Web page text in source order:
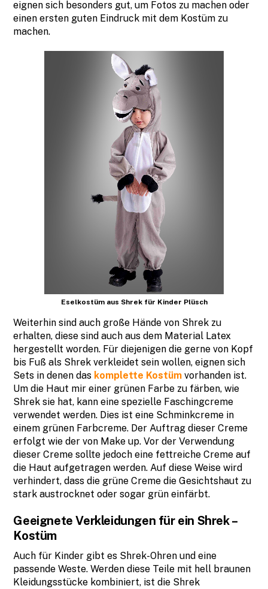
eignen sich besonders gut, um Fotos zu machen oder
einen ersten guten Eindruck mit dem Kostüm zu
machen.
Eselkostüm aus Shrek für Kinder Plüsch
Weiterhin sind auch große Hände von Shrek zu
erhalten, diese sind auch aus dem Material Latex
hergestellt worden. Für diejenigen die gerne von Kopf
bis Fuß als Shrek verkleidet sein wollen, eignen sich
Sets in denen das komplette Kostüm vorhanden ist.
Um die Haut mir einer grünen Farbe zu färben, wie
Shrek sie hat, kann eine spezielle Faschingcreme
verwendet werden. Dies ist eine Schminkcreme in
einem grünen Farbcreme. Der Auftrag dieser Creme
erfolgt wie der von Make up. Vor der Verwendung
dieser Creme sollte jedoch eine fettreiche Creme auf
die Haut aufgetragen werden. Auf diese Weise wird
verhindert, dass die grüne Creme die Gesichtshaut zu
stark austrocknet oder sogar grün einfärbt.
Geeignete Verkleidungen für ein Shrek –
Kostüm
Auch für Kinder gibt es Shrek-Ohren und eine
passende Weste. Werden diese Teile mit hell braunen
Kleidungsstücke kombiniert, ist die Shrek